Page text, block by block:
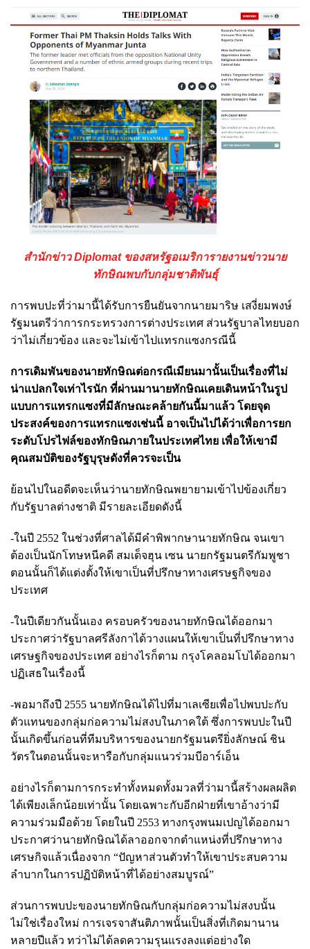
สำนักข่าว Diplomat ของสหรัฐอเมริการายงานข่าวนาย
ทักษิณพบกับกลุ่มชาติพันธุ์
การพบปะที่ว่ามานี้ได้รับการยืนยันจากนายมาริษ เสงี่ยมพงษ์
รัฐมนตรีว่าการกระทรวงการต่างประเทศ ส่วนรัฐบาลไทยบอก
ว่าไม่เกี่ยวข้อง และจะไม่เข้าไปแทรกแซงกรณีนี้
การเดิมพันของนายทักษิณต่อกรณีเมียนมานั้นเป็นเรื่องที่ไม่
น่าแปลกใจเท่าไรนัก ที่ผ่านมานายทักษิณเคยเดินหน้าในรูป
แบบการแทรกแซงที่มีลักษณะคล้ายกันนี้มาแล้ว โดยจุด
ประสงค์ของการแทรกแซงเช่นนี้ อาจเป็นไปได้ว่าเพื่อการยก
ระดับโปรไฟล์ของทักษิณภายในประเทศไทย เพื่อให้เขามี
คุณสมบัติของรัฐบุรุษดังที่ควรจะเป็น
ย้อนไปในอดีตจะเห็นว่านายทักษิณพยายามเข้าไปข้องเกี่ยว
กับรัฐบาลต่างชาติ มีรายละเอียดดังนี้
-ในปี 2552 ในช่วงที่ศาลได้มีคำพิพากษานายทักษิณ จนเขา
ต้องเป็นนักโทษหนีคดี สมเด็จฮุน เซน นายกรัฐมนตรีกัมพูชา
ตอนนั้นก็ได้แต่งตั้งให้เขาเป็นที่ปรึกษาทางเศรษฐกิจของ
ประเทศ
-ในปีเดียวกันนั้นเอง ครอบครัวของนายทักษิณได้ออกมา
ประกาศว่ารัฐบาลศรีลังกาได้วางแผนให้เขาเป็นที่ปรึกษาทาง
เศรษฐกิจของประเทศ อย่างไรก็ตาม กรุงโคลอมโบได้ออกมา
ปฏิเสธในเรื่องนี้
-พอมาถึงปี 2555 นายทักษิณได้ไปที่มาเลเซียเพื่อไปพบปะกับ
ตัวแทนของกลุ่มก่อความไม่สงบในภาคใต้ ซึ่งการพบปะในปี
นั้นเกิดขึ้นก่อนที่ทีมบริหารของนายกรัฐมนตรียิ่งลักษณ์ ชิน
วัตรในตอนนั้นจะหารือกับกลุ่มแนวร่วมบีอาร์เอ็น
อย่างไรก็ตามการกระทำทั้งหมดทั้งมวลที่ว่ามานี้สร้างผลผลิต
ได้เพียงเล็กน้อยเท่านั้น โดยเฉพาะกับอีกฝ่ายที่เขาอ้างว่ามี
ความร่วมมือด้วย โดยในปี 2553 ทางกรุงพนมเปญได้ออกมา
ประกาศว่านายทักษิณได้ลาออกจากตำแหน่งที่ปรึกษาทาง
เศรษกิจแล้วเนื่องจาก “ปัญหาส่วนตัวทำให้เขาประสบความ
ลำบากในการปฏิบัติหน้าที่ได้อย่างสมบูรณ์”
ส่วนการพบปะของนายทักษิณกับกลุ่มก่อความไม่สงบนั้น
ไม่ใช่เรื่องใหม่ การเจรจาสันติภาพนั้นเป็นสิ่งที่เกิดมานาน
หลายปีแล้ว ทว่าไม่ได้ลดความรุนแรงลงแต่อย่างใด